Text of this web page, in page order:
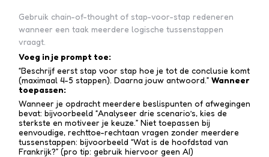
Gebruik chain-of-thought of stap-voor-stap redeneren
wanneer een taak meerdere logische tussenstappen
vraagt.
Voeg in je prompt toe:
“Beschrijf eerst stap voor stap hoe je tot de conclusie komt
(maximaal 4-5 stappen). Daarna jouw antwoord.” Wanneer
toepassen:
Wanneer je opdracht meerdere beslispunten of afwegingen
bevat: bijvoorbeeld “Analyseer drie scenario’s, kies de
sterkste en motiveer je keuze.” Niet toepassen bij
eenvoudige, rechttoe-recht­aan vragen zonder meerdere
tussen­stappen: bijvoorbeeld “Wat is de hoofdstad van
Frankrijk?” (pro tip: gebruik hiervoor geen AI)